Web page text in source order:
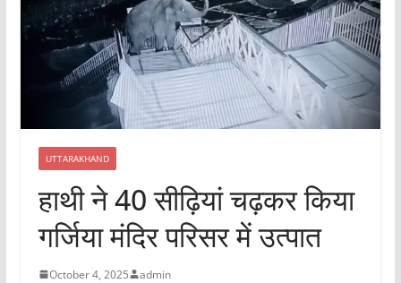
UTTARAKHAND
हाथी ने 40 सीढ़ियां चढ़कर किया
गर्जिया मंदिर परिसर में उत्पात
October 4, 2025 admin